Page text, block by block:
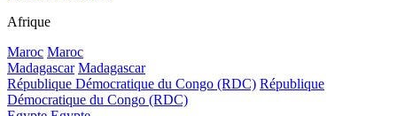
Afrique
Maroc Maroc
Madagascar Madagascar
République Démocratique du Congo (RDC) République
Démocratique du Congo (RDC)